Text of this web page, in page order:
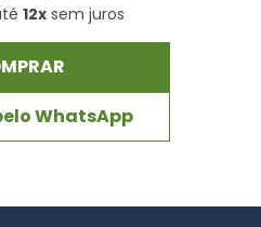
12x sem juros
WhatsApp